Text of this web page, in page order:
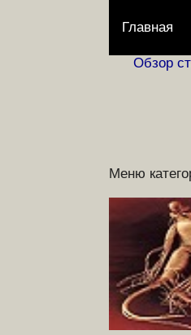
Главная
Обзор
Меню